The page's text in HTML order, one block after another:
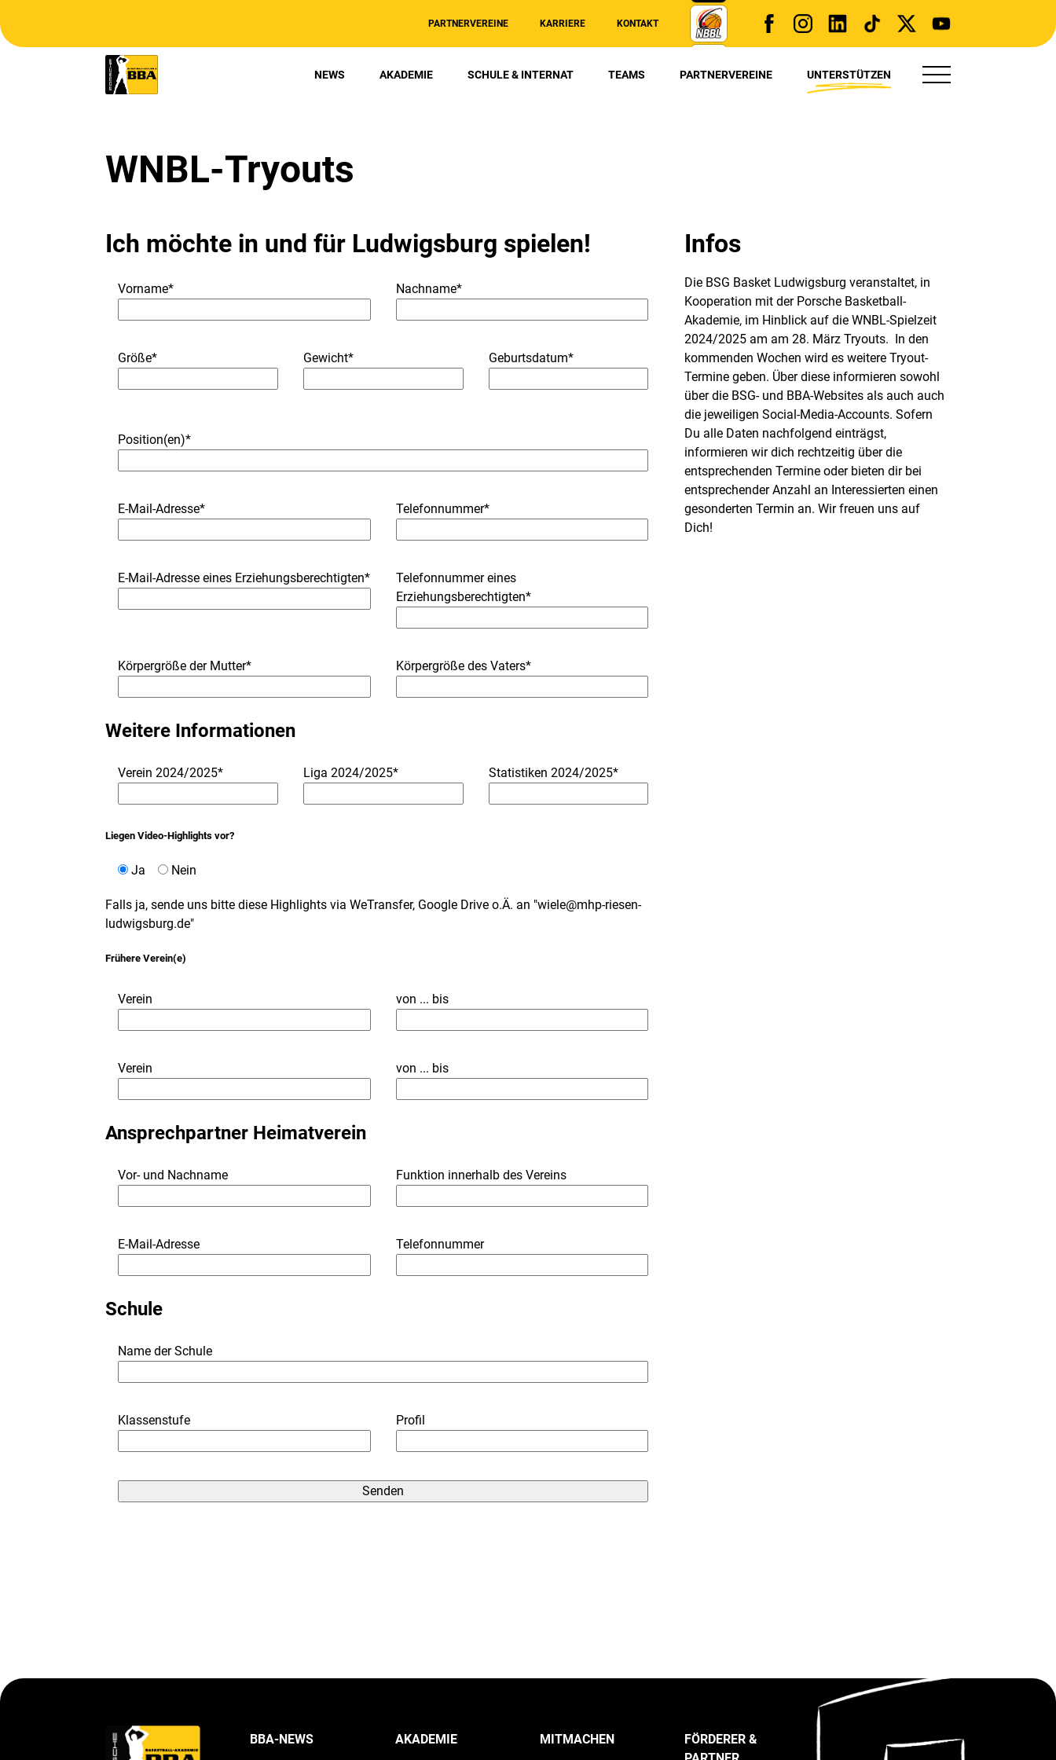
PARTNERVEREINE KARRIERE KONTAKT
NEWS AKADEMIE SCHULE & INTERNAT TEAMS PARTNERVEREINE UNTERSTÜTZEN
WNBL-Tryouts
Ich möchte in und für Ludwigsburg spielen!
Vorname* Nachname*
Größe* Gewicht* Geburtsdatum*
Position(en)*
E-Mail-Adresse* Telefonnummer*
E-Mail-Adresse eines Erziehungsberechtigten*
Telefonnummer eines
Erziehungsberechtigten*
Körpergröße der Mutter* Körpergröße des Vaters*
Weitere Informationen
Verein 2024/2025* Liga 2024/2025* Statistiken 2024/2025*
Liegen Video-Highlights vor?
Ja Nein
Falls ja, sende uns bitte diese Highlights via WeTransfer, Google Drive o.Ä. an "wiele@mhp-riesen-
ludwigsburg.de"
Frühere Verein(e)
Verein von ... bis
Verein von ... bis
Ansprechpartner Heimatverein
Vor- und Nachname Funktion innerhalb des Vereins
E-Mail-Adresse Telefonnummer
Schule
Name der Schule
Klassenstufe Profil
Infos
Die BSG Basket Ludwigsburg veranstaltet, in
Kooperation mit der Porsche Basketball-
Akademie, im Hinblick auf die WNBL-Spielzeit
2024/2025 am am 28. März Tryouts. In den
kommenden Wochen wird es weitere Tryout-
Termine geben. Über diese informieren sowohl
über die BSG- und BBA-Websites als auch auch
die jeweiligen Social-Media-Accounts. Sofern
Du alle Daten nachfolgend einträgst,
informieren wir dich rechtzeitig über die
entsprechenden Termine oder bieten dir bei
entsprechender Anzahl an Interessierten einen
gesonderten Termin an. Wir freuen uns auf
Dich!
BBA-NEWS AKADEMIE MITMACHEN
FÖRDERER &